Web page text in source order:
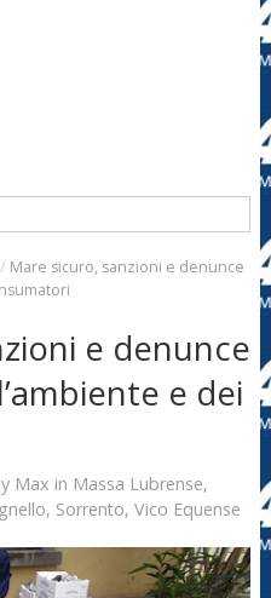
/ Mare sicuro, sanzioni e denunce
e denunce
e dei
Max in Massa Lubrense,
, Sorrento, Vico Equense